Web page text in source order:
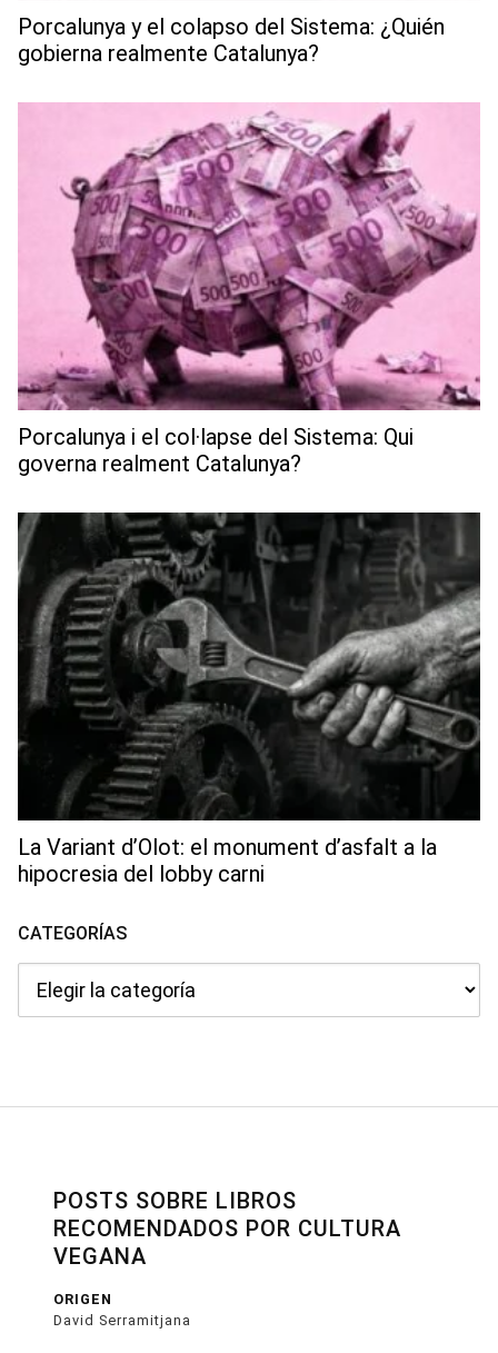
Porcalunya y el colapso del Sistema: ¿Quién
gobierna realmente Catalunya?
Porcalunya i el col·lapse del Sistema: Qui
governa realment Catalunya?
La Variant d’Olot: el monument d’asfalt a la
hipocresia del lobby carni
CATEGORÍAS
POSTS SOBRE LIBROS
RECOMENDADOS POR CULTURA
VEGANA
ORIGEN
David Serramitjana